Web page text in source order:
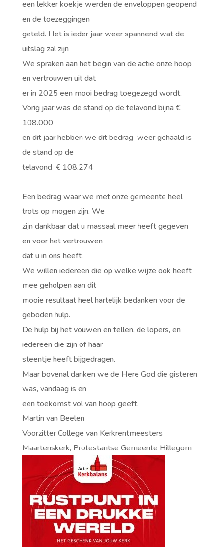
een lekker koekje werden de enveloppen geopend
en de toezeggingen
geteld. Het is ieder jaar weer spannend wat de
uitslag zal zijn
We spraken aan het begin van de actie onze hoop
en vertrouwen uit dat
er in 2025 een mooi bedrag toegezegd wordt.
Vorig jaar was de stand op de telavond bijna €
108.000
en dit jaar hebben we dit bedrag weer gehaald is
de stand op de
telavond € 108.274
Een bedrag waar we met onze gemeente heel
trots op mogen zijn. We
zijn dankbaar dat u massaal meer heeft gegeven
en voor het vertrouwen
dat u in ons heeft.
We willen iedereen die op welke wijze ook heeft
mee geholpen aan dit
mooie resultaat heel hartelijk bedanken voor de
geboden hulp.
De hulp bij het vouwen en tellen, de lopers, en
iedereen die zijn of haar
steentje heeft bijgedragen.
Maar bovenal danken we de Here God die gisteren
was, vandaag is en
een toekomst vol van hoop geeft.
Martin van Beelen
Voorzitter College van Kerkrentmeesters
Maartenskerk, Protestantse Gemeente Hillegom